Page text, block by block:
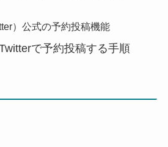
）公式の予約投稿機能
で予約投稿する手順